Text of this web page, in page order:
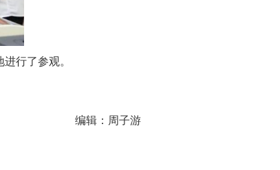
行了参观。
编辑：周子游